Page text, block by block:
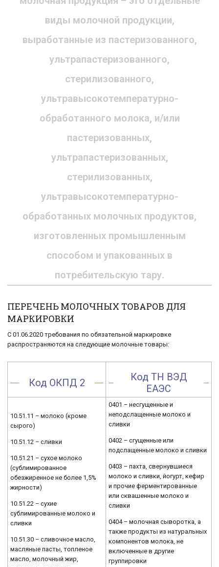
виды молочной продукции,
выработанные из пастеризованного,
ультрапастеризованного,
стерилизованного,
ультравысокотемпературно-
обработанного молока, и/или
пастеризованных,
ультрапастеризованных,
стерилизованных,
ультравысокотемпературно-
обработанных молочных продуктов,
изготовленных промышленным
способом и упакованных в
потребительскую тару.
ПЕРЕЧЕНЬ МОЛОЧНЫХ ТОВАРОВ ДЛЯ
МАРКИРОВКИ
С 01.06.2020 требования по обязательной маркировке
распространяются на следующие молочные товары:
Код ОКПД 2
Код ТН ВЭД
ЕАЭС
10.51.11 – молоко (кроме
сырого)
10.51.12 – сливки
10.51.21 – сухое молоко
(сублимированное
обезжиренное не более 1,5%
жирности)
10.51.22 – сухие
сублимированные молоко и
сливки
10.51.30 – сливочное масло,
масляные пасты, топленое
масло, молочный жир,
0401 – несгущенные и
неподслащенные молоко и
сливки
0402 – сгущенные или
подслащенные молоко и сливки
0403 – пахта, свернувшиеся
молоко и сливки, йогурт, кефир
и прочие ферментированные
или сквашенные молоко и
сливки
0404 – молочная сыворотка, а
также продукты из натуральных
компонентов молока, не
включенные в другие
группировки